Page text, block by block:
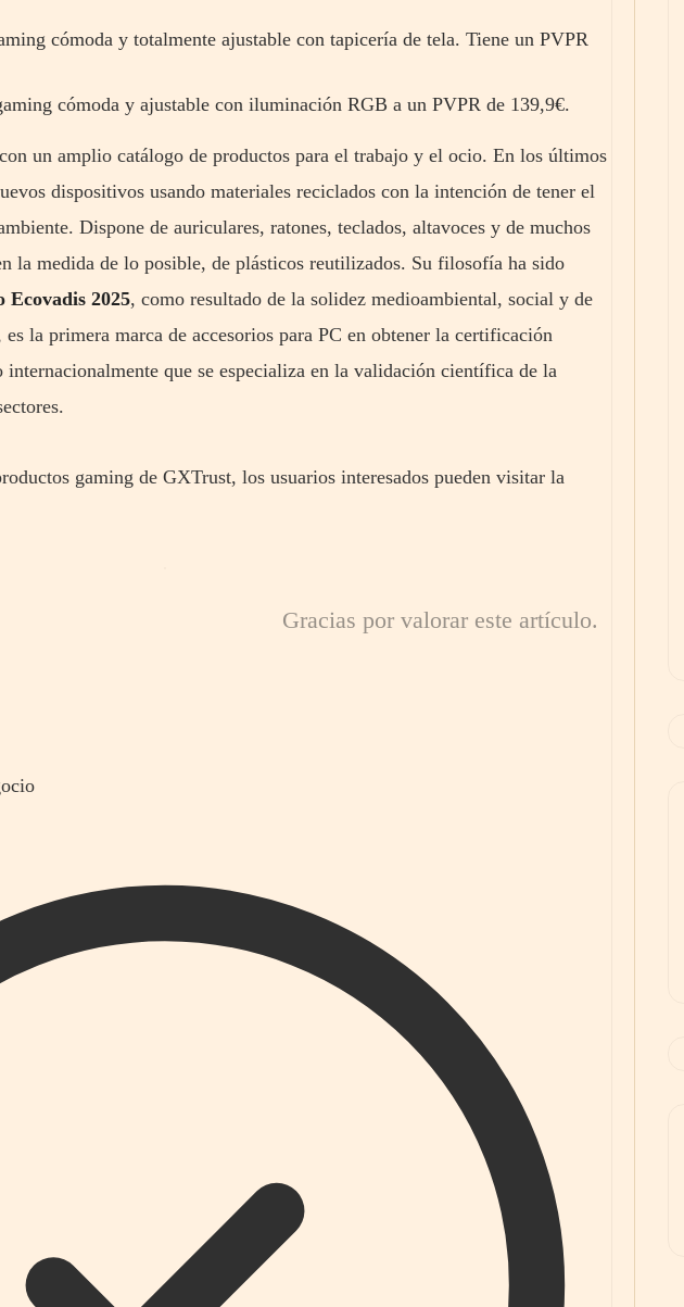
cómoda y totalmente ajustable con tapicería de tela. Tiene un PVPR
cómoda y ajustable con iluminación RGB a un PVPR de 139,9€.
un amplio catálogo de productos para el trabajo y el ocio. En los últimos
dispositivos usando materiales reciclados con la intención de tener el
Dispone de auriculares, ratones, teclados, altavoces y de muchos
la medida de lo posible, de plásticos reutilizados. Su filosofía ha sido
Ecovadis 2025, como resultado de la solidez medioambiental, social y de
es la primera marca de accesorios para PC en obtener la certificación
internacionalmente que se especializa en la validación científica de la
gaming de GXTrust, los usuarios interesados pueden visitar la
Gracias por valorar este artículo.